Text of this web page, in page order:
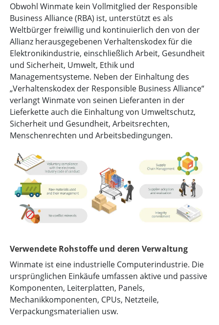
Obwohl Winmate kein Vollmitglied der Responsible
Business Alliance (RBA) ist, unterstützt es als
Weltbürger freiwillig und kontinuierlich den von der
Allianz herausgegebenen Verhaltenskodex für die
Elektronikindustrie, einschließlich Arbeit, Gesundheit
und Sicherheit, Umwelt, Ethik und
Managementsysteme. Neben der Einhaltung des
„Verhaltenskodex der Responsible Business Alliance“
verlangt Winmate von seinen Lieferanten in der
Lieferkette auch die Einhaltung von Umweltschutz,
Sicherheit und Gesundheit, Arbeitsrechten,
Menschenrechten und Arbeitsbedingungen.
Verwendete Rohstoffe und deren Verwaltung
Winmate ist eine industrielle Computerindustrie. Die
ursprünglichen Einkäufe umfassen aktive und passive
Komponenten, Leiterplatten, Panels,
Mechanikkomponenten, CPUs, Netzteile,
Verpackungsmaterialien usw.